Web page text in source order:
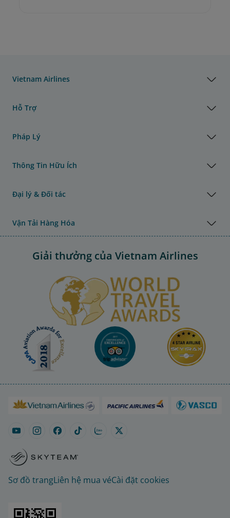
Vietnam Airlines
Hỗ Trợ
Pháp Lý
Thông Tin Hữu Ích
Đại lý & Đối tác
Vận Tải Hàng Hóa
Giải thưởng của Vietnam Airlines
Sơ đồ trangLiên hệ mua véCài đặt cookies